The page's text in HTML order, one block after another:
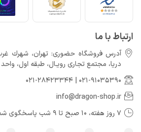
ارتباط با ما
آدرس فروشگاه حضوری: تهران، شهرك
دريا، مجتمع تجارى رويـال، طبقه اول، واحد 110 فروشگاه دراگون شاپ
021-91035390
021-28423344
info@dragon-shop.ir
7 روز هفته، 10 صبح تا 9 شب پاسخگوی شما عزیزان هستیم.